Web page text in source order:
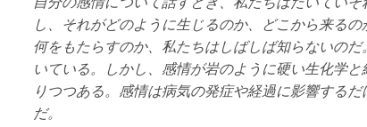
し、それがどのように生じるのか、どこから来る
何をもたらすのか、私たちはしばしば知らないの
いている。しかし、感情が岩のように硬い生化学
りつつある。感情は病気の発症や経過に影響する
だ。